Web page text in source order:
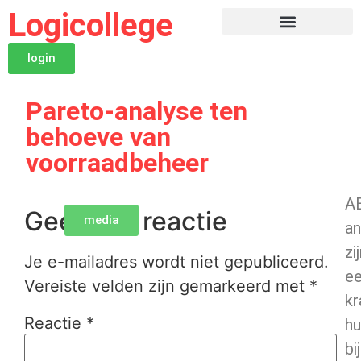
Logicollege
login
Pareto-analyse ten
behoeve van
voorraadbeheer
Geef een reactie
Je e-mailadres wordt niet gepubliceerd.
Vereiste velden zijn gemarkeerd met *
Reactie *
bij
media